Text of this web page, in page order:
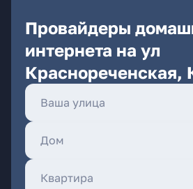
Провайдеры
интернета на ул
Краснореченская,